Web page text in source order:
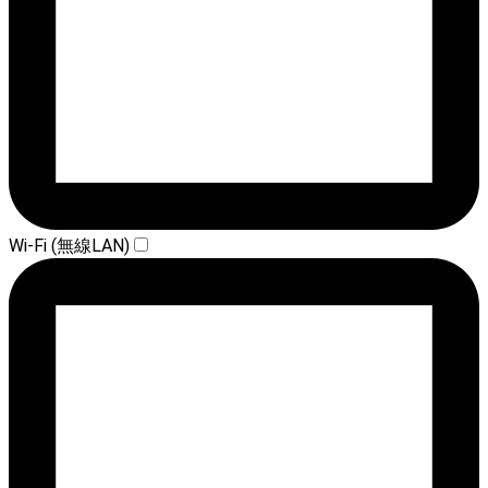
Wi-Fi (無線LAN)